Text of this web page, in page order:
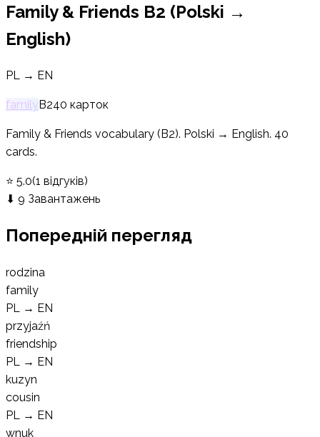
Family & Friends B2 (Polski →
English)
PL → EN
family B240 карток
Family & Friends vocabulary (B2). Polski → English. 40
cards.
⭐ 5.0(1 відгуків)
⬇ 9 Завантажень
Попередній перегляд
rodzina
family
PL → EN
przyjaźń
friendship
PL → EN
kuzyn
cousin
PL → EN
wnuk